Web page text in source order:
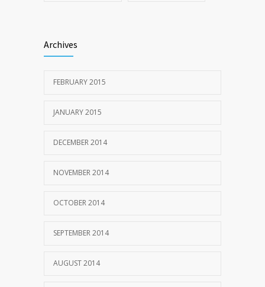
Archives
FEBRUARY 2015
JANUARY 2015
DECEMBER 2014
NOVEMBER 2014
OCTOBER 2014
SEPTEMBER 2014
AUGUST 2014